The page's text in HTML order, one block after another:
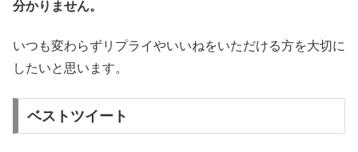
分かりません。
いつも変わらずリプライやいいねをいただける方を大切に
したいと思います。
ベストツイート